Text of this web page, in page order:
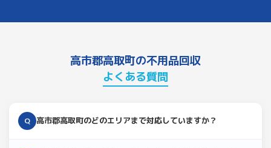
高市郡高取町の不用品回収
よくある質問
Q 高市郡高取町のどのエリアまで対応していますか？